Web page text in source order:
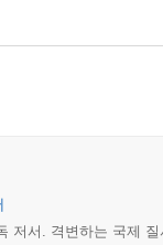
저서. 격변하는 국제